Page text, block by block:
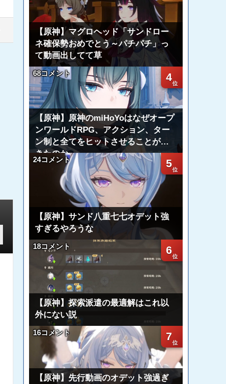
【原神】マグロヘッド「サンドロー
ネ確保勢おめでとう～パチパチ」っ
て動画出してて草
4
68コメント
【原神】原神のmiHoYoはなぜオープ
ンワールドRPG、アクション、ター
ン制と全てをヒットさせることがで
きたのか
5
24コメント
【原神】サンド八重七七オデット強
すぎるやろうな
6
18コメント
【原神】探索派遣の最適解はこれ以
外にない説
7
16コメント
【原神】先行動画のオデット強過ぎ